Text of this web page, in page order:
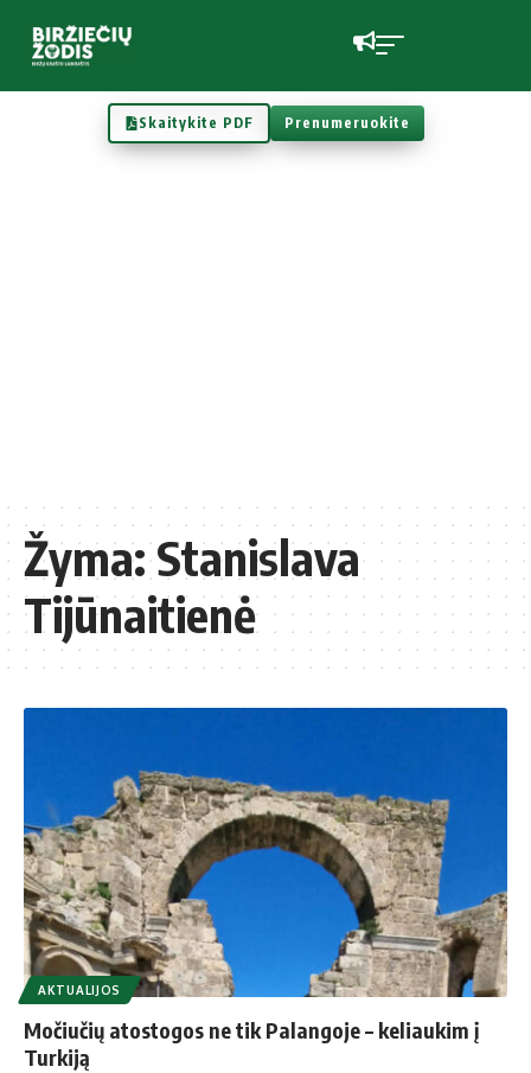
Skaitykite PDF Prenumeruokite
Žyma:Stanislava
Tijūnaitienė
AKTUALIJOS
Močiučių atostogos ne tik Palangoje – keliaukim į
Turkiją